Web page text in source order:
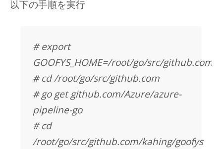
以下の手順を実行
# export
GOOFYS_HOME=/root/go/src/github.com/
# cd /root/go/src/github.com
# go get github.com/Azure/azure-
pipeline-go
# cd
/root/go/src/github.com/kahing/goofys